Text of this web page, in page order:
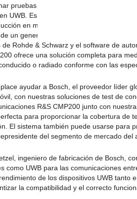
pruebas de RF para I+D y producción,
UWB. Es la solución ideal para resolver
en masa como en I+D. El
un generador de señales en un único
de Rohde & Schwarz y el software de
ofrece una solución completa para
o radiado conforme con las
ayudar a Bosch, el proveedor líder
con nuestras soluciones de test de
R&S CMP200 junto con
para proporcionar la cobertura de
El sistema también puede usarse para
del segmento de mercado del
ingeniero de fabricación de Bosch,
como UWB para las comunicaciones
de los dispositivos UWB tanto
la compatibilidad y el correcto